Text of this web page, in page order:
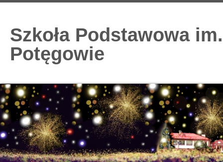
Szkoła Podstawowa
Potęgowie